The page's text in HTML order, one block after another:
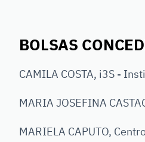
BOLSAS
CAMILA COSTA, i3S -
MARIA JOSEFINA
MARIELA CAPUTO,